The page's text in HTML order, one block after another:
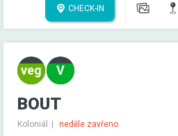
CHECK-IN
BOUT
Koloniál neděle zavřeno